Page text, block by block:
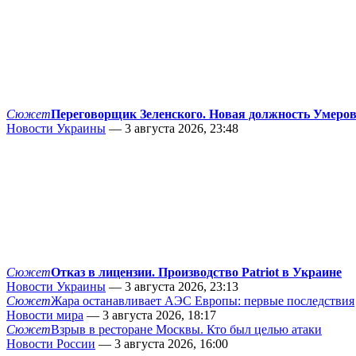
СюжетПереговорщик Зеленского. Новая должность
Новости Украины — 3 августа 2026, 23:48
СюжетОтказ в лицензии. Производство Patriot в Украине
Новости Украины — 3 августа 2026, 23:13
СюжетЖара останавливает АЭС Европы: первые последствия
Новости мира — 3 августа 2026, 18:17
СюжетВзрыв в ресторане Москвы. Кто был целью атаки
Новости России — 3 августа 2026, 16:00